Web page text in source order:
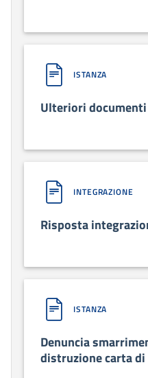
ISTANZA
Ulteriori
INTEGRAZIONE
Risposta
ISTANZA
Denuncia
distruzione carta